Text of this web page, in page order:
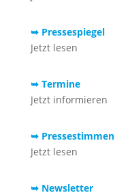
➥ Pressespiegel
Jetzt lesen
➥ Termine
Jetzt informieren
➥ Pressestimmen
Jetzt lesen
➥ Newsletter